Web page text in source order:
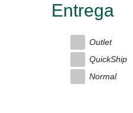
Entrega
Outlet
QuickShip
Normal